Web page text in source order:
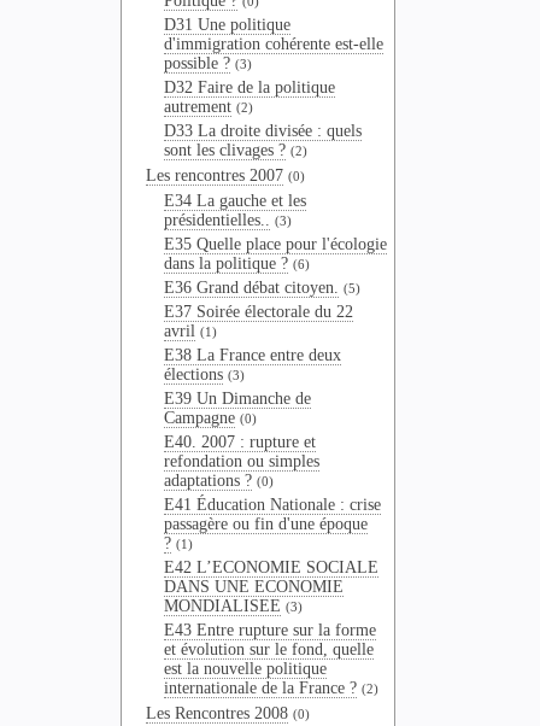
D31 Une politique
d'immigration cohérente est-elle
possible ? (3)
D32 Faire de la politique
autrement (2)
D33 La droite divisée : quels
sont les clivages ? (2)
Les rencontres 2007 (0)
E34 La gauche et les
présidentielles.. (3)
E35 Quelle place pour l'écologie
dans la politique ? (6)
E36 Grand débat citoyen. (5)
E37 Soirée électorale du 22
avril (1)
E38 La France entre deux
élections (3)
E39 Un Dimanche de
Campagne (0)
E40. 2007 : rupture et
refondation ou simples
adaptations ? (0)
E41 Éducation Nationale : crise
passagère ou fin d'une époque
? (1)
E42 L’ECONOMIE SOCIALE
DANS UNE ECONOMIE
MONDIALISEE (3)
E43 Entre rupture sur la forme
et évolution sur le fond, quelle
est la nouvelle politique
internationale de la France ? (2)
Les Rencontres 2008 (0)